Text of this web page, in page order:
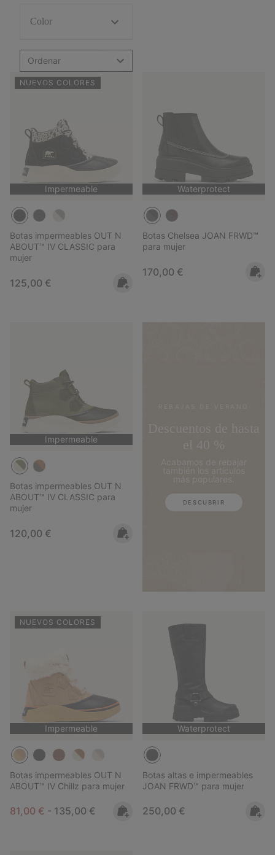
Color
Ordenar
NUEVOS COLORES
Impermeable
Botas impermeables OUT N
ABOUT™ IV CLASSIC para
mujer
Regular price:
125,00 €
Waterprotect
Botas Chelsea JOAN FRWD™
para mujer
Regular price:
170,00 €
Impermeable
Botas impermeables OUT N
ABOUT™ IV CLASSIC para
mujer
Regular price:
120,00 €
DESCUBRIR
NUEVOS COLORES
Impermeable
Botas impermeables OUT N
ABOUT™ IV Chillz para mujer
Minimum sale price:
81,00 € - Maximum price:
135,00 €
Waterprotect
Botas altas e impermeables
JOAN FRWD™ para mujer
Regular price:
250,00 €